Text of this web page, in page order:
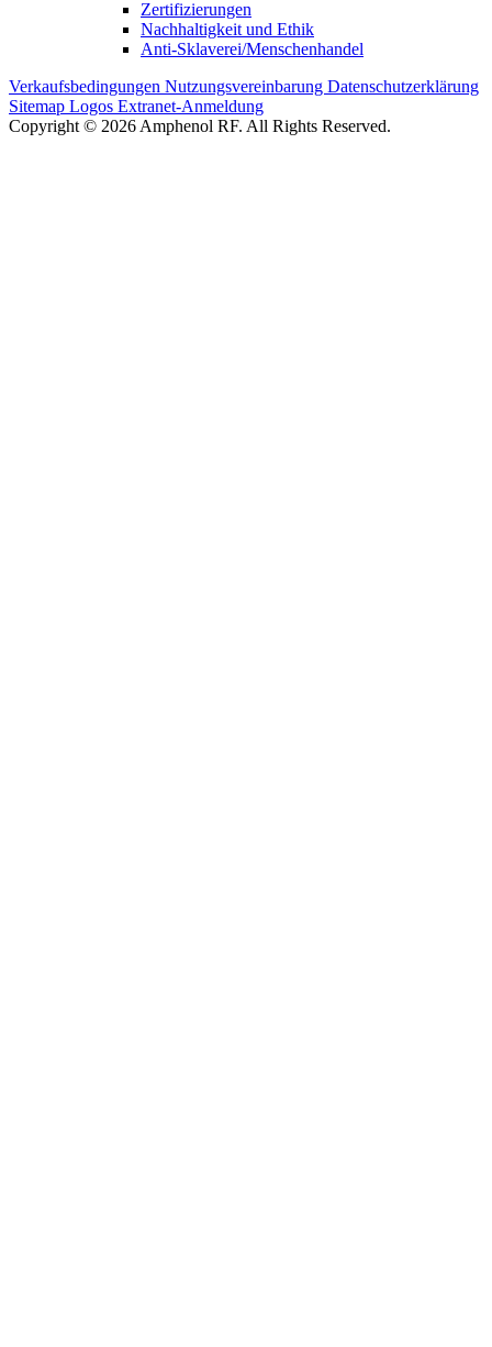
Zertifizierungen
Nachhaltigkeit und Ethik
Anti-Sklaverei/Menschenhandel
Verkaufsbedingungen Nutzungsvereinbarung Datenschutzerklärung
Sitemap Logos Extranet-Anmeldung
Copyright © 2026 Amphenol RF. All Rights Reserved.